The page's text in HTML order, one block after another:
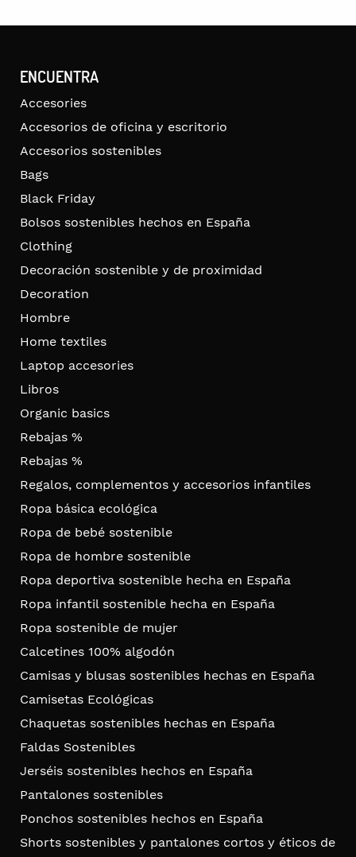
ENCUENTRA
Accesories
Accesorios de oficina y escritorio
Accesorios sostenibles
Bags
Black Friday
Bolsos sostenibles hechos en España
Clothing
Decoración sostenible y de proximidad
Decoration
Hombre
Home textiles
Laptop accesories
Libros
Organic basics
Rebajas %
Rebajas %
Regalos, complementos y accesorios infantiles
Ropa básica ecológica
Ropa de bebé sostenible
Ropa de hombre sostenible
Ropa deportiva sostenible hecha en España
Ropa infantil sostenible hecha en España
Ropa sostenible de mujer
Calcetines 100% algodón
Camisas y blusas sostenibles hechas en España
Camisetas Ecológicas
Chaquetas sostenibles hechas en España
Faldas Sostenibles
Jerséis sostenibles hechos en España
Pantalones sostenibles
Ponchos sostenibles hechos en España
Shorts sostenibles y pantalones cortos y éticos de